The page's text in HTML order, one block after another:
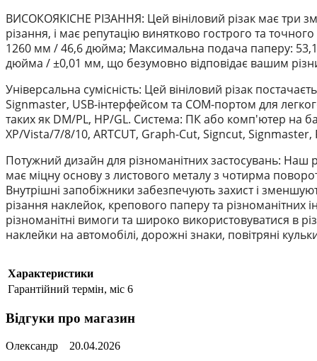
ВИСОКОЯКІСНЕ РІЗАННЯ: Цей вініловий різак має три
різання, і має репутацію винятково гострого та
1260 мм / 46,6 дюйма; Максимальна подача паперу:
дюйма / ±0,01 мм, що безумовно відповідає вашим
Універсальна сумісність: Цей вініловий різак
Signmaster, USB-інтерфейсом та COM-портом для
таких як DM/PL, HP/GL. Система: ПК або комп'ютер на
XP/Vista/7/8/10, ARTCUT, Graph-Cut, Signcut,
Потужний дизайн для різноманітних застосувань:
має міцну основу з листового металу з чотирма
Внутрішні запобіжники забезпечують захист і
різання наклейок, крепового паперу та різноманітних
різноманітні вимоги та широко використовуватися в
наклейки на автомобілі, дорожні знаки, повітряні
Характеристики
Гарантійний термін, міс 6
Відгуки про магазин
Олександр
20.04.2026